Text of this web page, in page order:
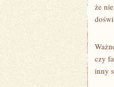
że
czy
inny